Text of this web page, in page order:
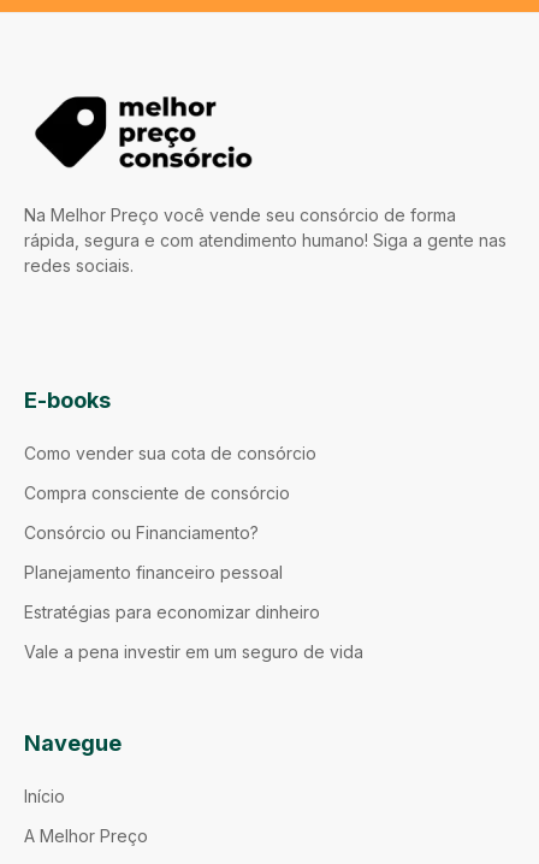
Na Melhor Preço você vende seu consórcio de forma
rápida, segura e com atendimento humano! Siga a gente nas
redes sociais.
E-books
Como vender sua cota de consórcio
Compra consciente de consórcio
Consórcio ou Financiamento?
Planejamento financeiro pessoal
Estratégias para economizar dinheiro
Vale a pena investir em um seguro de vida
Navegue
Início
A Melhor Preço